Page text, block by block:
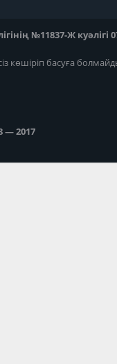
№11837-Ж куәлігі
көшіріп басуға
— 2017